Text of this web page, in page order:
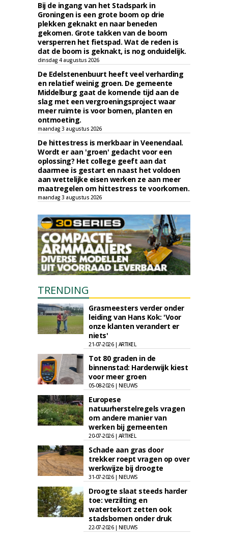
Bij de ingang van het Stadspark in
Groningen is een grote boom op drie
plekken geknakt en naar beneden
gekomen. Grote takken van de boom
versperren het fietspad. Wat de reden is
dat de boom is geknakt, is nog onduidelijk.
dinsdag 4 augustus 2026
De Edelstenenbuurt heeft veel verharding
en relatief weinig groen. De gemeente
Middelburg gaat de komende tijd aan de
slag met een vergroeningsproject waar
meer ruimte is voor bomen, planten en
ontmoeting.
maandag 3 augustus 2026
De hittestress is merkbaar in Veenendaal.
Wordt er aan 'groen' gedacht voor een
oplossing? Het college geeft aan dat
daarmee is gestart en naast het voldoen
aan wettelijke eisen werken ze aan meer
maatregelen om hittestress te voorkomen.
maandag 3 augustus 2026
TRENDING
Grasmeesters verder onder
leiding van Hans Kok: 'Voor
onze klanten verandert er
niets'
21-07-2026 | ARTIKEL
Tot 80 graden in de
binnenstad: Harderwijk kiest
voor meer groen
05-08-2026 | NIEUWS
Europese
natuurherstelregels vragen
om andere manier van
werken bij gemeenten
20-07-2026 | ARTIKEL
Schade aan gras door
trekker roept vragen op over
werkwijze bij droogte
31-07-2026 | NIEUWS
Droogte slaat steeds harder
toe: verzilting en
watertekort zetten ook
stadsbomen onder druk
22-07-2026 | NIEUWS